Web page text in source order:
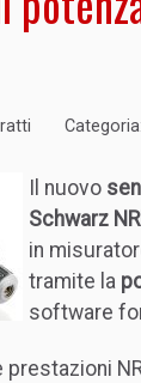
Categoria:
Il nuovo
Schwarz
in
tramite la
software
prestazioni